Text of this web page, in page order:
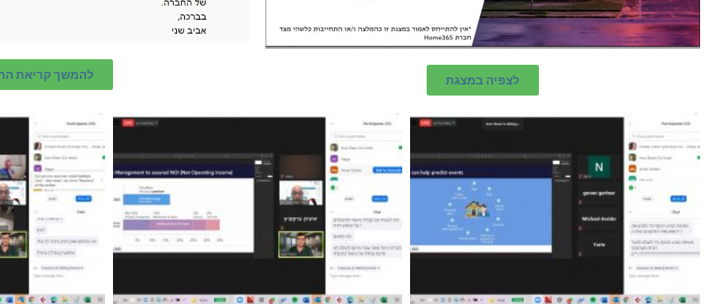
לצפיה במצגת להמשך קריאת